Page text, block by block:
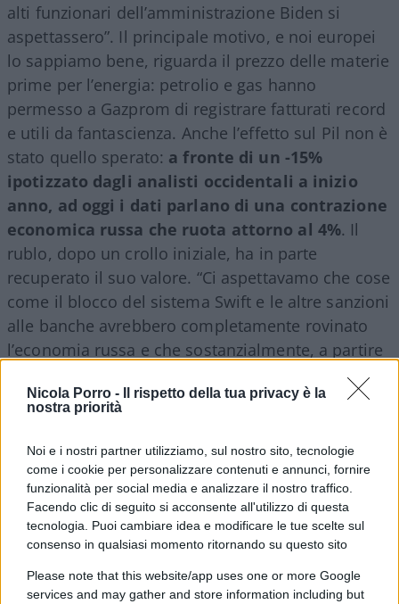
Nicola Porro -
Il rispetto della tua privacy è la
nostra priorità
Noi e i nostri partner utilizziamo, sul nostro sito, tecnologie
come i cookie per personalizzare contenuti e annunci, fornire
funzionalità per social media e analizzare il nostro traffico.
Facendo clic di seguito si acconsente all'utilizzo di questa
tecnologia. Puoi cambiare idea e modificare le tue scelte sul
consenso in qualsiasi momento ritornando su questo sito
Please note that this website/app uses one or more Google
services and may gather and store information including but
alti funzionari dell’amministrazione Biden si
aspettassero”. Il principale motivo, e noi europei
lo sappiamo bene, riguarda il prezzo delle materie
prime per l’energia: petrolio e gas hanno
permesso a Gazprom di registrare fatturati record
e utili da fantascienza. Anche l’effetto sul Pil non è
stato quello sperato: a fronte di un -15%
ipotizzato dagli analisti occidentali a inizio
anno, ad oggi i dati parlano di una contrazione
economica russa che ruota attorno al 4%. Il
rublo, dopo un crollo iniziale, ha in parte
recuperato il suo valore. “Ci aspettavamo che cose
come il blocco del sistema Swift e le altre sanzioni
alle banche avrebbero completamente rovinato
l’economia russa e che sostanzialmente, a partire
da settembre, avremmo avuto a che fare con una
Russia economicamente molto più indebolita di
quella che siamo trattare”, ha spiegato un alto
funzionario statunitense alla Cnn. Dunque sì,
forse funzionano o inizieranno a funzionare “nel
lungo termine”, ma vista la loro “gravità senza
precedenti”, non stanno neppure andando
benissimo.